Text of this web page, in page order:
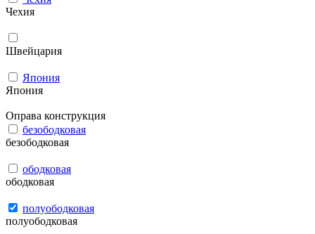
Чехия
Швейцария
Япония
Япония
Оправа конструкция
безободковая
безободковая
ободковая
ободковая
полуободковая
полуободковая